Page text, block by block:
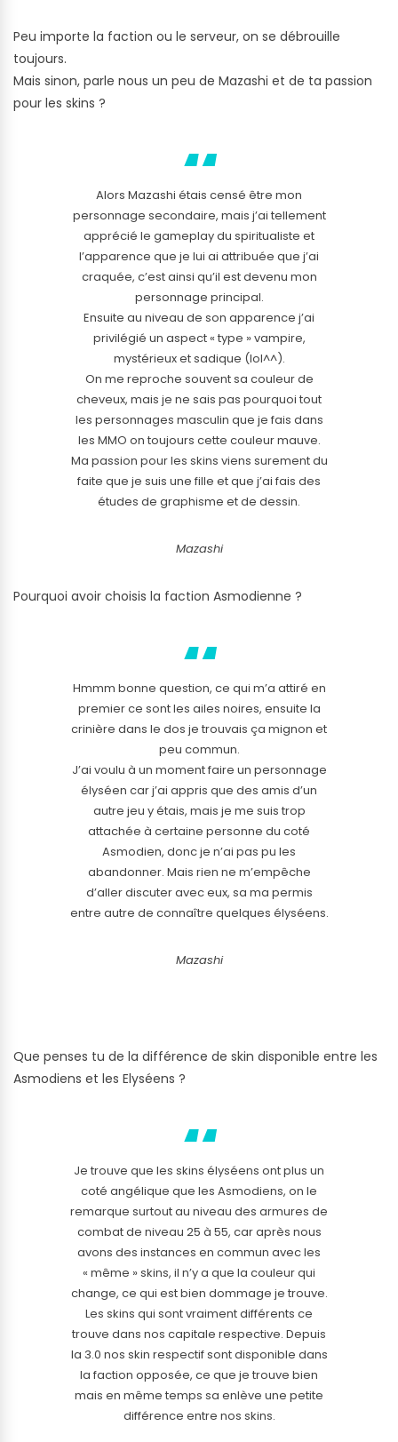
Peu importe la faction ou le serveur, on se débrouille
toujours.
Mais sinon, parle nous un peu de Mazashi et de ta passion
pour les skins ?
Alors Mazashi étais censé être mon
personnage secondaire, mais j’ai tellement
apprécié le gameplay du spiritualiste et
l’apparence que je lui ai attribuée que j’ai
craquée, c’est ainsi qu’il est devenu mon
personnage principal.
Ensuite au niveau de son apparence j’ai
privilégié un aspect « type » vampire,
mystérieux et sadique (lol^^).
On me reproche souvent sa couleur de
cheveux, mais je ne sais pas pourquoi tout
les personnages masculin que je fais dans
les MMO on toujours cette couleur mauve.
Ma passion pour les skins viens surement du
faite que je suis une fille et que j’ai fais des
études de graphisme et de dessin.
Mazashi
Pourquoi avoir choisis la faction Asmodienne ?
Hmmm bonne question, ce qui m’a attiré en
premier ce sont les ailes noires, ensuite la
crinière dans le dos je trouvais ça mignon et
peu commun.
J’ai voulu à un moment faire un personnage
élyséen car j’ai appris que des amis d’un
autre jeu y étais, mais je me suis trop
attachée à certaine personne du coté
Asmodien, donc je n’ai pas pu les
abandonner. Mais rien ne m’empêche
d’aller discuter avec eux, sa ma permis
entre autre de connaître quelques élyséens.
Mazashi
Que penses tu de la différence de skin disponible entre les
Asmodiens et les Elyséens ?
Je trouve que les skins élyséens ont plus un
coté angélique que les Asmodiens, on le
remarque surtout au niveau des armures de
combat de niveau 25 à 55, car après nous
avons des instances en commun avec les
« même » skins, il n’y a que la couleur qui
change, ce qui est bien dommage je trouve.
Les skins qui sont vraiment différents ce
trouve dans nos capitale respective. Depuis
la 3.0 nos skin respectif sont disponible dans
la faction opposée, ce que je trouve bien
mais en même temps sa enlève une petite
différence entre nos skins.